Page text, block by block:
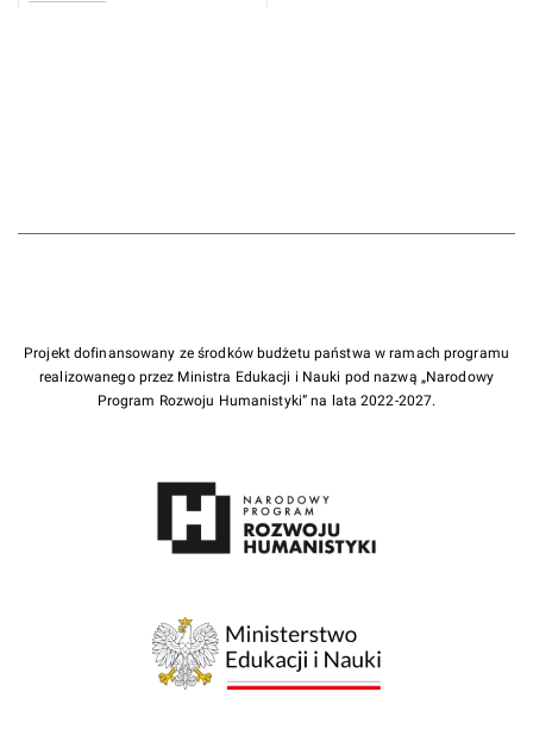
Projekt dofinansowany ze środków budżetu państwa w ramach programu
realizowanego przez Ministra Edukacji i Nauki pod nazwą „Narodowy
Program Rozwoju Humanistyki” na lata 2022-2027.